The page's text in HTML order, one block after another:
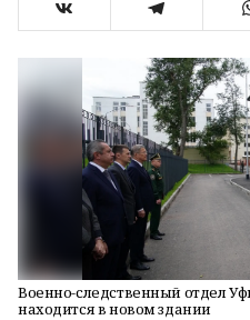
Военно-следственный отдел
находится в новом здании